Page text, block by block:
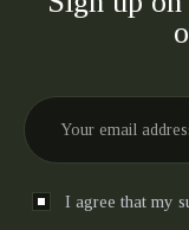
I agree that my